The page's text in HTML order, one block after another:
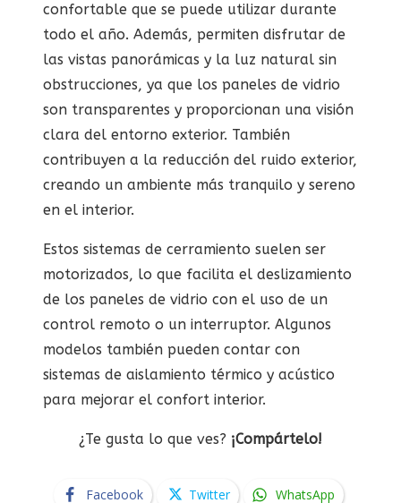
confortable que se puede utilizar durante
todo el año. Además, permiten disfrutar de
las vistas panorámicas y la luz natural sin
obstrucciones, ya que los paneles de vidrio
son transparentes y proporcionan una visión
clara del entorno exterior. También
contribuyen a la reducción del ruido exterior,
creando un ambiente más tranquilo y sereno
en el interior.
Estos sistemas de cerramiento suelen ser
motorizados, lo que facilita el deslizamiento
de los paneles de vidrio con el uso de un
control remoto o un interruptor. Algunos
modelos también pueden contar con
sistemas de aislamiento térmico y acústico
para mejorar el confort interior.
¿Te gusta lo que ves? ¡Compártelo!
Facebook Twitter WhatsApp